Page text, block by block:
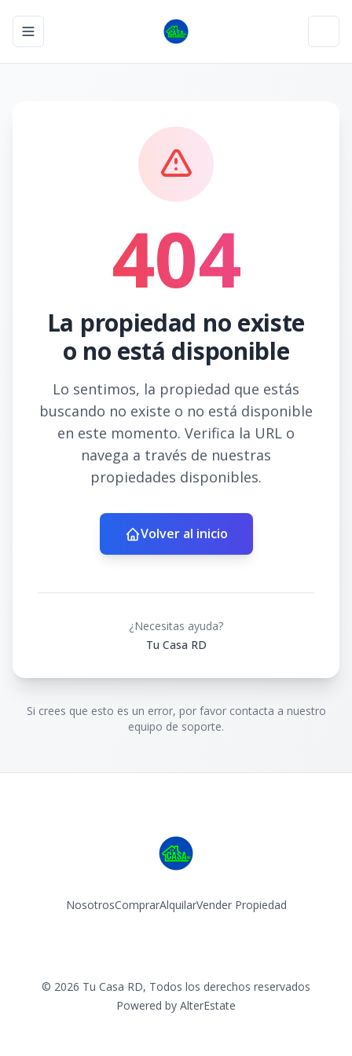
Toggle navigation menu
404
La propiedad no existe
o no está disponible
Lo sentimos, la propiedad que estás
buscando no existe o no está disponible
en este momento. Verifica la URL o
navega a través de nuestras
propiedades disponibles.
Volver al inicio
¿Necesitas ayuda?
Tu Casa RD
Si crees que esto es un error, por favor contacta a nuestro
equipo de soporte.
NosotrosComprarAlquilarVender Propiedad
© 2026 Tu Casa RD, Todos los derechos reservados
Powered by AlterEstate